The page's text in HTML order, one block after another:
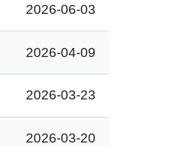
2026-06-03
2026-04-09
2026-03-23
2026-03-20